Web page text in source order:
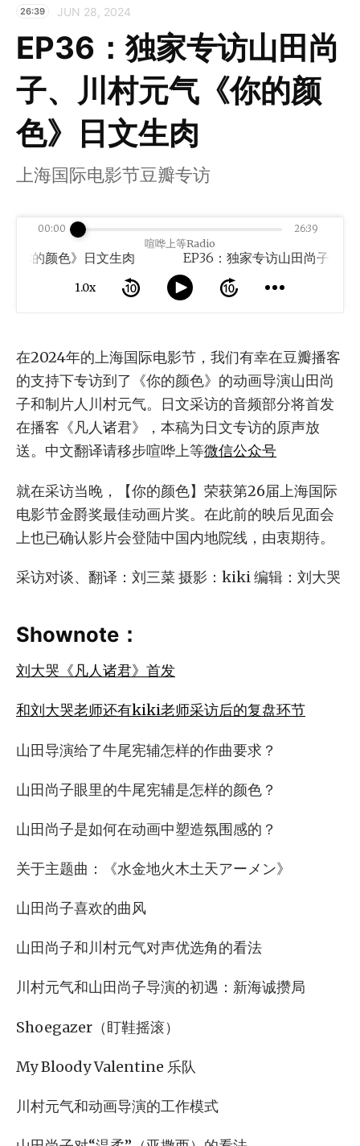
26:39 JUN 28, 2024
EP36：独家专访山田尚
子、川村元气《你的颜
色》日文生肉
上海国际电影节豆瓣专访
喧哗上等Radio
你的颜色》日文生肉
1.0x
00:00 26:39
在2024年的上海国际电影节，我们有幸在豆瓣播客
的支持下专访到了《你的颜色》的动画导演山田尚
子和制片人川村元气。日文采访的音频部分将首发
在播客《凡人诸君》，本稿为日文专访的原声放
送。中文翻译请移步喧哗上等微信公众号
就在采访当晚，【你的颜色】荣获第26届上海国际
电影节金爵奖最佳动画片奖。在此前的映后见面会
上也已确认影片会登陆中国内地院线，由衷期待。
采访对谈、翻译：刘三菜 摄影：kiki 编辑：刘大哭
Shownote：
刘大哭《凡人诸君》首发
和刘大哭老师还有kiki老师采访后的复盘环节
山田导演给了牛尾宪辅怎样的作曲要求？
山田尚子眼里的牛尾宪辅是怎样的颜色？
山田尚子是如何在动画中塑造氛围感的？
关于主题曲：《水金地火木土天アーメン》
山田尚子喜欢的曲风
山田尚子和川村元气对声优选角的看法
川村元气和山田尚子导演的初遇：新海诚攒局
Shoegazer（盯鞋摇滚）
My Bloody Valentine 乐队
川村元气和动画导演的工作模式